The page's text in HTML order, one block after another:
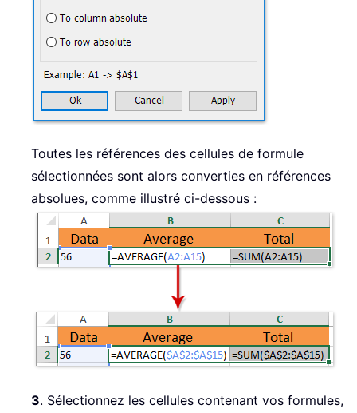
Toutes les références des cellules de formule
sélectionnées sont alors converties en références
absolues, comme illustré ci-dessous :
3. Sélectionnez les cellules contenant vos formules,